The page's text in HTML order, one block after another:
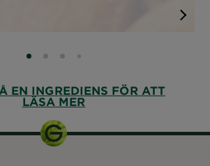
SLIDE 0
SLIDE 1
SLIDE 2
SLIDE 3
EN INGREDIENS FÖR ATT
LÄSA MER